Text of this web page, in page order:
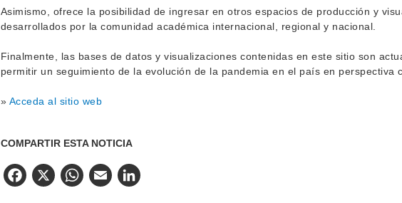
Asimismo, ofrece la posibilidad de ingresar en otros espacios de producción y
desarrollados por la comunidad académica internacional, regional y nacional.
Finalmente, las bases de datos y visualizaciones contenidas en este sitio son
permitir un seguimiento de la evolución de la pandemia en el país en perspectiva
» Acceda al sitio web
COMPARTIR ESTA NOTICIA
Facebook
X WhatsApp
Email